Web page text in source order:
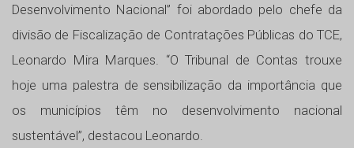
Desenvolvimento Nacional” foi abordado pelo chefe da
divisão de Fiscalização de Contratações Públicas do TCE,
Leonardo Mira Marques. “O Tribunal de Contas trouxe
hoje uma palestra de sensibilização da importância que
os municípios têm no desenvolvimento nacional
sustentável”, destacou Leonardo.